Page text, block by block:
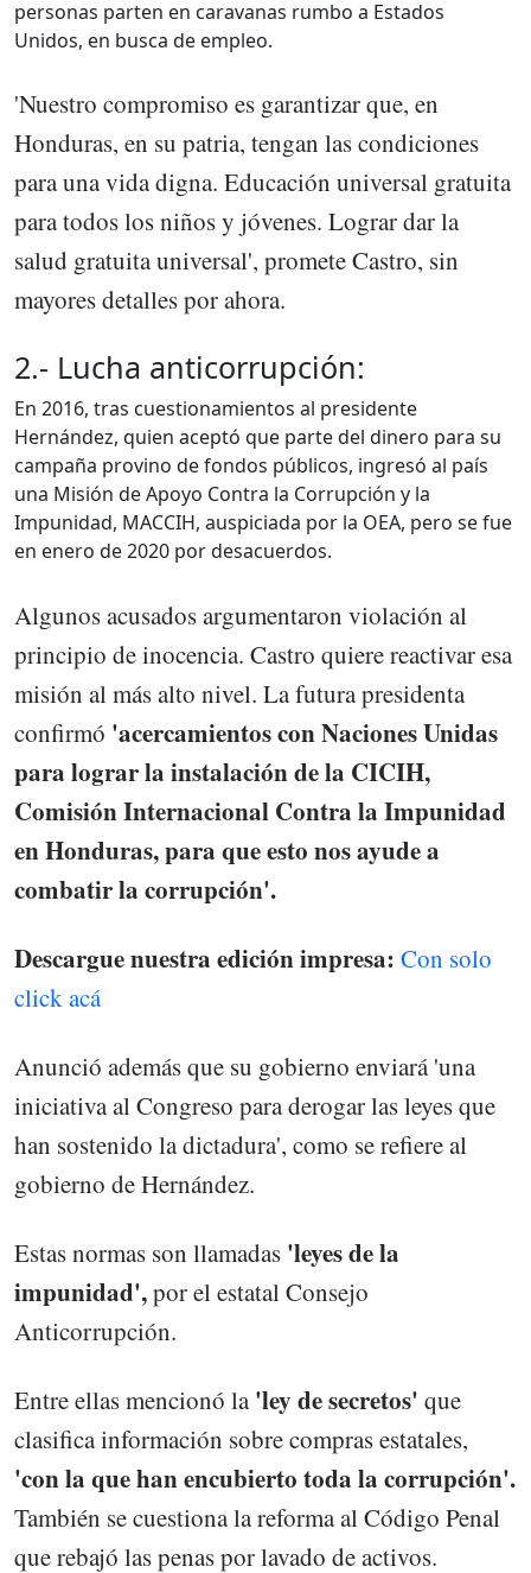
personas parten en caravanas rumbo a Estados
Unidos, en busca de empleo.
'Nuestro compromiso es garantizar que, en
Honduras, en su patria, tengan las condiciones
para una vida digna. Educación universal gratuita
para todos los niños y jóvenes. Lograr dar la
salud gratuita universal', promete Castro, sin
mayores detalles por ahora.
2.- Lucha anticorrupción:
En 2016, tras cuestionamientos al presidente
Hernández, quien aceptó que parte del dinero para su
campaña provino de fondos públicos, ingresó al país
una Misión de Apoyo Contra la Corrupción y la
Impunidad, MACCIH, auspiciada por la OEA, pero se fue
en enero de 2020 por desacuerdos.
Algunos acusados argumentaron violación al
principio de inocencia. Castro quiere reactivar esa
misión al más alto nivel. La futura presidenta
confirmó 'acercamientos con Naciones Unidas
para lograr la instalación de la CICIH,
Comisión Internacional Contra la Impunidad
en Honduras, para que esto nos ayude a
combatir la corrupción'.
Descargue nuestra edición impresa: Con solo
click acá
Anunció además que su gobierno enviará 'una
iniciativa al Congreso para derogar las leyes que
han sostenido la dictadura', como se refiere al
gobierno de Hernández.
Estas normas son llamadas 'leyes de la
impunidad',por el estatal Consejo
Anticorrupción.
Entre ellas mencionó la'ley de secretos' que
clasifica información sobre compras estatales,
'con la que han encubierto toda la corrupción'.
También se cuestiona la reforma al Código Penal
que rebajó las penas por lavado de activos.